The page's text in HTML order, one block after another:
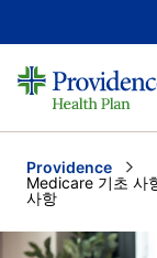
Providence
Current:
Medicare 기초 사
사항